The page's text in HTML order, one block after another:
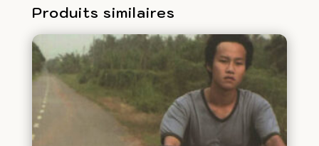
Produits similaires